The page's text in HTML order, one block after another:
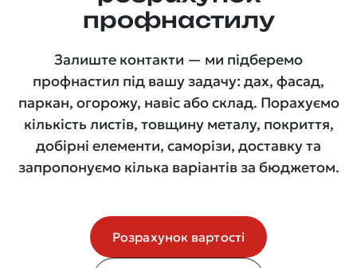
профнастилу
Залиште контакти — ми підберемо
профнастил під вашу задачу: дах, фасад,
паркан, огорожу, навіс або склад. Порахуємо
кількість листів, товщину металу, покриття,
добірні елементи, саморізи, доставку та
запропонуємо кілька варіантів за бюджетом.
Розрахунок вартості